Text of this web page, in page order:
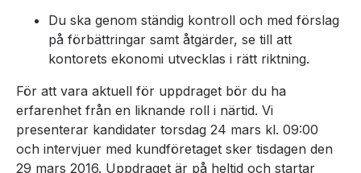
Du ska genom ständig kontroll och med förslag
på förbättringar samt åtgärder, se till att
kontorets ekonomi utvecklas i rätt riktning.
För att vara aktuell för uppdraget bör du ha
erfarenhet från en liknande roll i närtid. Vi
presenterar kandidater torsdag 24 mars kl. 09:00
och intervjuer med kundföretaget sker tisdagen den
29 mars 2016. Uppdraget är på heltid och startar